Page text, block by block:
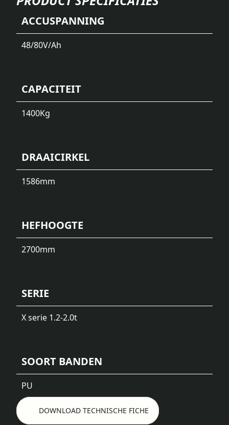
ACCUSPANNING
48/80V/Ah
CAPACITEIT
1400Kg
DRAAICIRKEL
1586mm
HEFHOOGTE
2700mm
SERIE
X serie 1.2-2.0t
SOORT BANDEN
PU
DOWNLOAD TECHNISCHE FICHE